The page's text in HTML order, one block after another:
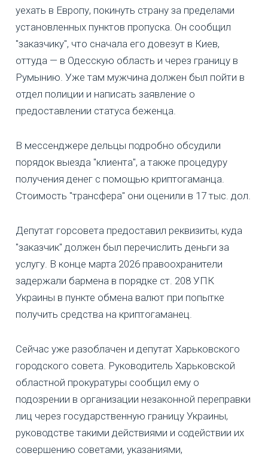
уехать в Европу, покинуть страну за пределами
установленных пунктов пропуска. Он сообщил
"заказчику", что сначала его довезут в Киев,
оттуда — в Одесскую область и через границу в
Румынию. Уже там мужчина должен был пойти в
отдел полиции и написать заявление о
предоставлении статуса беженца.
В мессенджере дельцы подробно обсудили
порядок выезда "клиента", а также процедуру
получения денег с помощью криптогаманца.
Стоимость "трансфера" они оценили в 17 тыс. дол.
Депутат горсовета предоставил реквизиты, куда
"заказчик" должен был перечислить деньги за
услугу. В конце марта 2026 правоохранители
задержали бармена в порядке ст. 208 УПК
Украины в пункте обмена валют при попытке
получить средства на криптогаманец.
Сейчас уже разоблачен и депутат Харьковского
городского совета. Руководитель Харьковской
областной прокуратуры сообщил ему о
подозрении в организации незаконной переправки
лиц через государственную границу Украины,
руководстве такими действиями и содействии их
совершению советами, указаниями,